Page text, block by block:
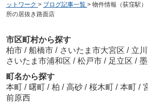
ットワーク > ブログ記事一覧 > 物件情報（荻窪駅
所の居抜き路面店
市区町村から探す
柏市 / 船橋市 / さいたま市大宮区 / 立
さいたま市浦和区 / 松戸市 / 足立区 /
町名から探す
本町 / 曙町 / 柏 / 高砂 / 桜木町 / 本町 /
前原西